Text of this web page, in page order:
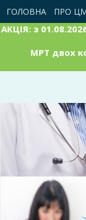
ГОЛОВНА ПРО
АКЦІЯ: з
МРТ двох